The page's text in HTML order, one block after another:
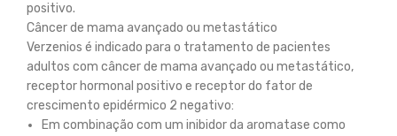
positivo.
Câncer de mama avançado ou metastático
Verzenios é indicado para o tratamento de pacientes
adultos com câncer de mama avançado ou metastático,
receptor hormonal positivo e receptor do fator de
crescimento epidérmico 2 negativo:
Em combinação com um inibidor da aromatase como